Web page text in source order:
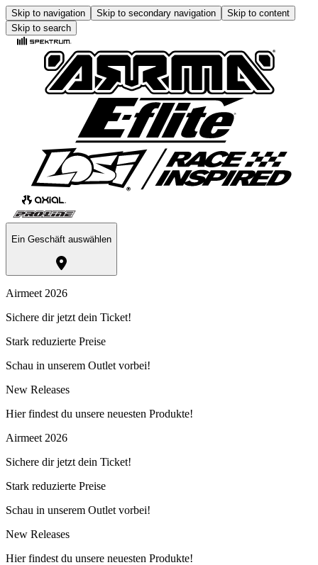
Skip to navigation Skip to secondary navigation
Skip to content
Skip to search
Ein Geschäft auswählen
Airmeet 2026
Sichere dir jetzt dein Ticket!
Stark reduzierte Preise
Schau in unserem Outlet vorbei!
New Releases
Hier findest du unsere neuesten Produkte!
Airmeet 2026
Sichere dir jetzt dein Ticket!
Stark reduzierte Preise
Schau in unserem Outlet vorbei!
New Releases
Hier findest du unsere neuesten Produkte!